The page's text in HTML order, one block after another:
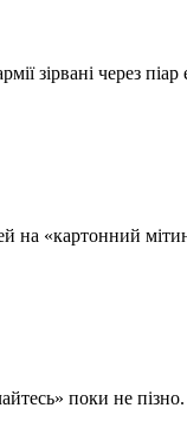
зірвані через
на «картонний
поки не